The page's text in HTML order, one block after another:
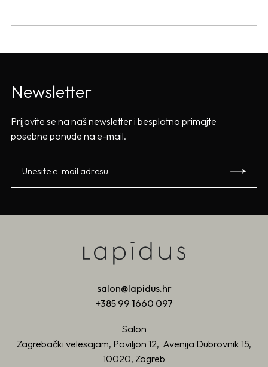
Newsletter
Prijavite se na naš newsletter i besplatno primajte
posebne ponude na e-mail.
salon@lapidus.hr
+385 99 1660 097
Salon
Zagrebački velesajam, Paviljon 12, Avenija Dubrovnik 15,
10020, Zagreb